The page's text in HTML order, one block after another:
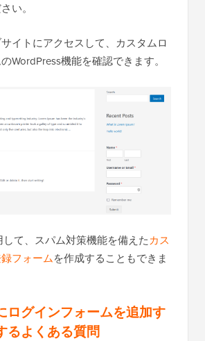
い。
イトにアクセスして、カスタムロ
WordPress機能を確認できます。
して、スパム対策機能を備えたカス
フォームを作成することもできま
ログインフォームを追加す
るよくある質問